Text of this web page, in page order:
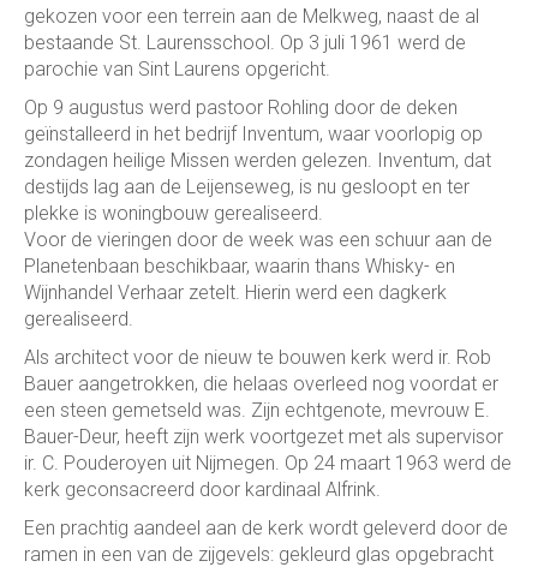
gekozen voor een terrein aan de Melkweg, naast de al
bestaande St. Laurensschool. Op 3 juli 1961 werd de
parochie van Sint Laurens opgericht.
Op 9 augustus werd pastoor Rohling door de deken
geïnstalleerd in het bedrijf Inventum, waar voorlopig op
zondagen heilige Missen werden gelezen. Inventum, dat
destijds lag aan de Leijenseweg, is nu gesloopt en ter
plekke is woningbouw gerealiseerd.
Voor de vieringen door de week was een schuur aan de
Planetenbaan beschikbaar, waarin thans Whisky- en
Wijnhandel Verhaar zetelt. Hierin werd een dagkerk
gerealiseerd.
Als architect voor de nieuw te bouwen kerk werd ir. Rob
Bauer aangetrokken, die helaas overleed nog voordat er
een steen gemetseld was. Zijn echtgenote, mevrouw E.
Bauer-Deur, heeft zijn werk voortgezet met als supervisor
ir. C. Pouderoyen uit Nijmegen. Op 24 maart 1963 werd de
kerk geconsacreerd door kardinaal Alfrink.
Een prachtig aandeel aan de kerk wordt geleverd door de
ramen in een van de zijgevels: gekleurd glas opgebracht